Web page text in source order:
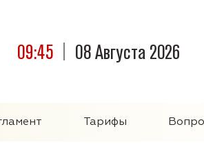
09:45 08 Августа 2026
Тарифы